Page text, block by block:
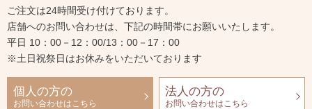
ご注文は24時間受け付けております。
店舗へのお問い合わせは、下記の時間帯にお願いいたします。
平日 10：00－12：00/13：00－17：00
※土日祝祭日はお休みをいただいております
個人の方の
お問い合わせはこちら
法人の方の
お問い合わせはこちら